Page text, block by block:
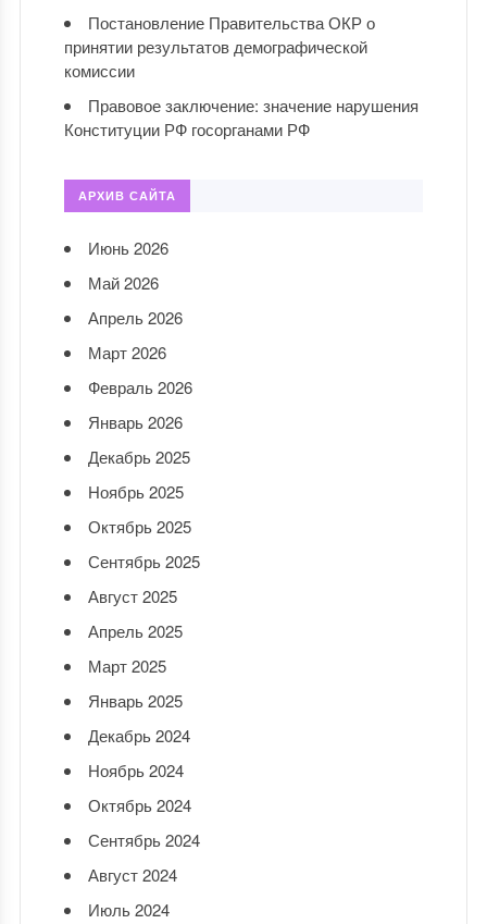
Постановление Правительства ОКР о
принятии результатов демографической
комиссии
Правовое заключение: значение нарушения
Конституции РФ госорганами РФ
АРХИВ САЙТА
Июнь 2026
Май 2026
Апрель 2026
Март 2026
Февраль 2026
Январь 2026
Декабрь 2025
Ноябрь 2025
Октябрь 2025
Сентябрь 2025
Август 2025
Апрель 2025
Март 2025
Январь 2025
Декабрь 2024
Ноябрь 2024
Октябрь 2024
Сентябрь 2024
Август 2024
Июль 2024